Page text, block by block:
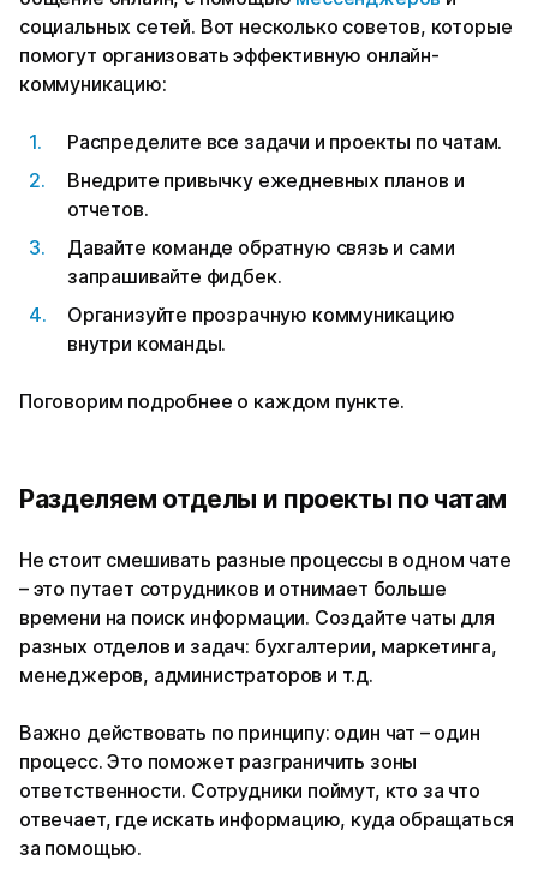
социальных сетей. Вот несколько советов, которые
помогут организовать эффективную онлайн-
коммуникацию:
Распределите все задачи и проекты по чатам.
Внедрите привычку ежедневных планов и
отчетов.
Давайте команде обратную связь и сами
запрашивайте фидбек.
Организуйте прозрачную коммуникацию
внутри команды.
Поговорим подробнее о каждом пункте.
Разделяем отделы и проекты по чатам
Не стоит смешивать разные процессы в одном чате
– это путает сотрудников и отнимает больше
времени на поиск информации. Создайте чаты для
разных отделов и задач: бухгалтерии, маркетинга,
менеджеров, администраторов и т.д.
Важно действовать по принципу: один чат – один
процесс. Это поможет разграничить зоны
ответственности. Сотрудники поймут, кто за что
отвечает, где искать информацию, куда обращаться
за помощью.